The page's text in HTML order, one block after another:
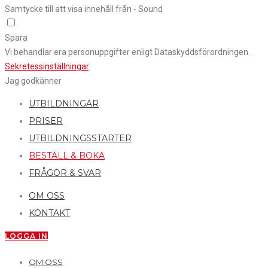
Samtycke till att visa innehåll från - Sound
Spara
Vi behandlar era personuppgifter enligt Dataskyddsförordningen.
Sekretessinställningar.
Jag godkänner
UTBILDNINGAR
PRISER
UTBILDNINGSSTARTER
BESTÄLL & BOKA
FRÅGOR & SVAR
OM OSS
KONTAKT
LOGGA IN
OM OSS